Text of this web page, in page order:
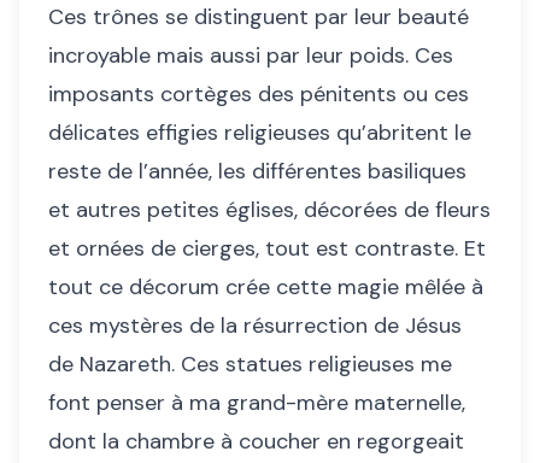
Ces trônes se distinguent par leur beauté
incroyable mais aussi par leur poids. Ces
imposants cortèges des pénitents ou ces
délicates effigies religieuses qu’abritent le
reste de l’année, les différentes basiliques
et autres petites églises, décorées de fleurs
et ornées de cierges, tout est contraste. Et
tout ce décorum crée cette magie mêlée à
ces mystères de la résurrection de Jésus
de Nazareth. Ces statues religieuses me
font penser à ma grand-mère maternelle,
dont la chambre à coucher en regorgeait